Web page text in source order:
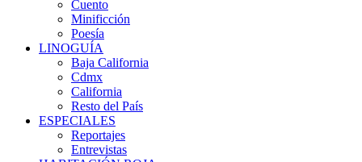
Cuento
Minificción
Poesía
LINOGUÍA
Baja California
Cdmx
California
Resto del País
ESPECIALES
Reportajes
Entrevistas